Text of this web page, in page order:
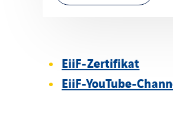
EiiF-Zertifikat
EiiF-YouTube-